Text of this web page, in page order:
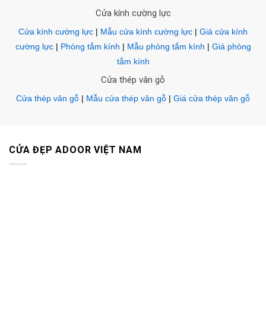
Cửa kính cường lực
Cửa kính cường lực | Mẫu cửa kính cường lực | Giá cửa kính
cường lực| Phòng tắm kính | Mẫu phòng tắm kính | Giá phòng
tắm kính
Cửa thép vân gỗ
Cửa thép vân gỗ | Mẫu cửa thép vân gỗ | Giá cửa thép vân gỗ
CỬA ĐẸP ADOOR VIỆT NAM